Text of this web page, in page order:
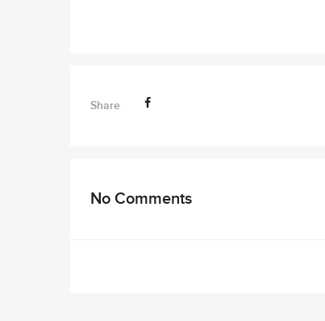
Share
No Comments